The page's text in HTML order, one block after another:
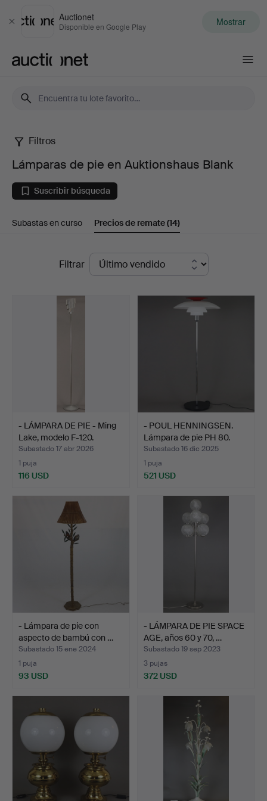
Cerrar
Auctionet
Disponible en Google Play Mostrar
Lámparas
de
pie
en
Auktionshaus
Filtros
Lámparas de pie en Auktionshaus Blank
Suscribir búsqueda
Subastas en curso Precios de remate(14)
Filtrar
- LÁMPARA DE PIE - Ming
Lake, modelo F-120.
Subastado 17 abr 2026
1 puja
116 USD
- POUL HENNINGSEN.
Lámpara de pie PH 80.
Subastado 16 dic 2025
1 puja
521 USD
- Lámpara de pie con
aspecto de bambú con …
Subastado 15 ene 2024
1 puja
93 USD
- LÁMPARA DE PIE SPACE
AGE, años 60 y 70, …
Subastado 19 sep 2023
3 pujas
372 USD